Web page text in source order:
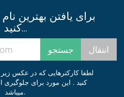
برای یافتن بهترین
کنید...
لطفا کارکترهایی که در عکس زیر
کنید . این مورد برای جلوگیری
میباشد.